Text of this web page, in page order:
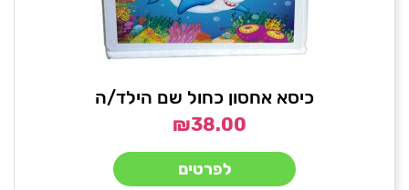
כיסא אחסון כחול שם הילד/ה
₪38.00
לפרטים